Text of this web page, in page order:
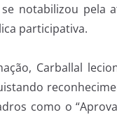
notabilizou pela
participativa.
Carballal
como o